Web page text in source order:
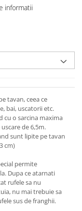
informatii
tavan, ceea ce
bai, uscatorii etc.
cu o sarcina maxima
de 6,5m.
sunt lipite pe tavan
cm)
permite
Dupa ce atarnati
rufele sa nu
nu mai trebuie sa
sus de franghii.